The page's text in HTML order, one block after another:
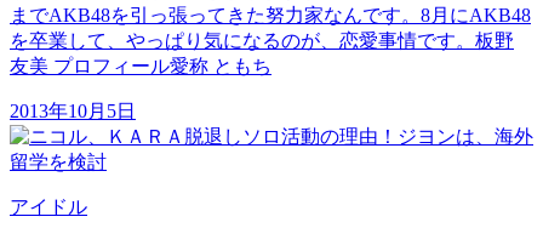
までAKB48を引っ張ってきた努力家なんです。8月にAKB48
を卒業して、やっぱり気になるのが、恋愛事情です。板野
友美 プロフィール愛称 ともち
2013年10月5日
アイドル